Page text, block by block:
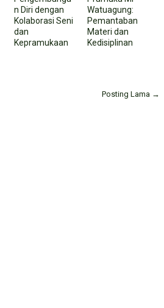
n Diri dengan
Kolaborasi Seni
dan
Kepramukaan
Watuagung:
Pemantaban
Materi dan
Kedisiplinan
Posting Lama →